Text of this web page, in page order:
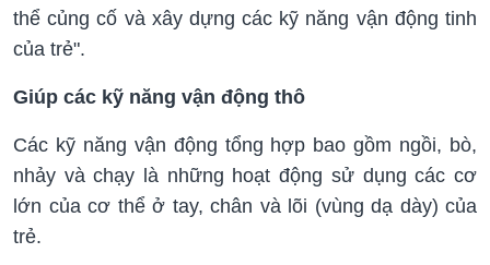
thể củng cố và xây dựng các kỹ năng vận động tinh
của trẻ".
Giúp các kỹ năng vận động thô
Các kỹ năng vận động tổng hợp bao gồm ngồi, bò,
nhảy và chạy là những hoạt động sử dụng các cơ
lớn của cơ thể ở tay, chân và lõi (vùng dạ dày) của
trẻ.